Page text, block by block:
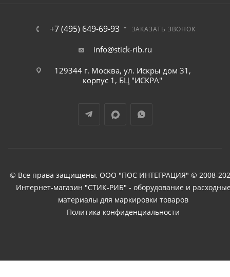
+7 (495) 649-69-93 ЗАКАЗАТЬ ЗВОНОК
info@stick-rib.ru
129344 г. Москва, ул. Искры дом 31,
корпус 1, БЦ "ИСКРА"
© Все права защищены, ООО "ПОС ИНТЕГРАЦИЯ" © 2008-
Интернет-магазин "СТИК-РИБ" - оборудование и
материалы для маркировки товаров
Политика конфиденциальности